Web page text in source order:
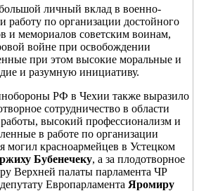
личный вклад в военно-
работу по организации достойного
и мемориалов советским воинам,
войне при освобождении
при этом высокие моральные и
и разумную инициативу.
РФ в Чехии также выразило
сотрудничество в области
высокий профессионализм и
в работе по организации
могил красноармейцев в Устецком
Бубенечеку, а за плодотворное
Верхней палаты парламента ЧР
Европарламента Яромиру